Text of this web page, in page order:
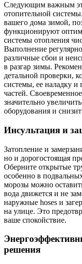
Следующим важным
отопительной
вашего дома зимой,
функционируют
системы отопления
Выполнение
различные сбои и
в разгар зимы.
детальной проверки,
системы, ее наладку
частей.
значительно
оборудования и
Инсультация и
Затопление и
но и дорогостоящая
Оберните открытые
особенно в
морозы можно
вода движется и не
наружные hoses и
на улице. Это
ваше спокойствие.
решения